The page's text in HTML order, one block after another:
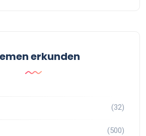
erkunden
(32)
(500)